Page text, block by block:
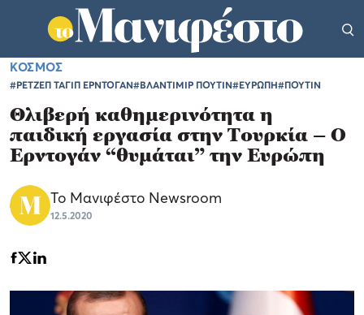
ΚΟΣΜΟΣ
#ΡΕΤΖΕΠ ΤΑΓΙΠ ΕΡΝΤΟΓΑΝ#ΒΛΑΝΤΙΜΙΡ ΠΟΥΤΙΝ#ΕΥΡΩΠΗ#ΠΟΥΤΙΝ
Θλιβερή καθημερινότητα η
παιδική εργασία στην Τουρκία – Ο
Ερντογάν “θυμάται” την Ευρώπη
Το Μανιφέστο Newsroom
12.5.2020